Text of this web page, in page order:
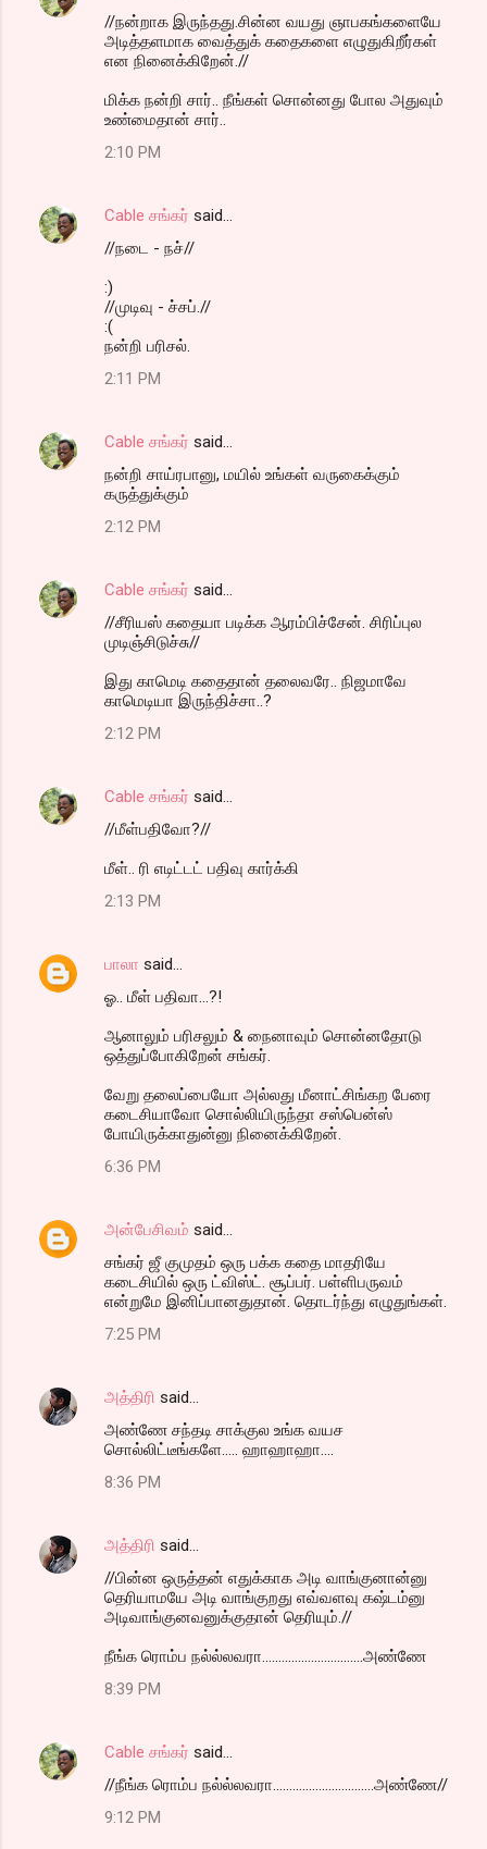
//நன்றாக இருந்தது.சின்ன வயது ஞாபகங்களையே
அடித்தளமாக வைத்துக் கதைகளை எழுதுகிறீர்கள்
என நினைக்கிறேன்.//
மிக்க நன்றி சார்.. நீங்கள் சொன்னது போல அதுவும்
உண்மைதான் சார்..
2:10 PM
Cable சங்கர் said…
//நடை - நச்//
:)
//முடிவு - ச்சப்.//
:(
நன்றி பரிசல்.
2:11 PM
Cable சங்கர் said…
நன்றி சாய்ரபானு, மயில் உங்கள் வருகைக்கும்
கருத்துக்கும்
2:12 PM
Cable சங்கர் said…
//சீரியஸ் கதையா படிக்க ஆரம்பிச்சேன். சிரிப்புல
முடிஞ்சிடுச்சு//
இது காமெடி கதைதான் தலைவரே.. நிஜமாவே
காமெடியா இருந்திச்சா..?
2:12 PM
Cable சங்கர் said…
//மீள்பதிவோ?//
மீள்.. ரி எடிட்டட் பதிவு கார்க்கி
2:13 PM
பாலா said…
ஓ.. மீள் பதிவா...?!
ஆனாலும் பரிசலும் & நைனாவும் சொன்னதோடு
ஒத்துப்போகிறேன் சங்கர்.
வேறு தலைப்பையோ அல்லது மீனாட்சிங்கற பேரை
கடைசியாவோ சொல்லியிருந்தா சஸ்பென்ஸ்
போயிருக்காதுன்னு நினைக்கிறேன்.
6:36 PM
அன்பேசிவம் said…
சங்கர் ஜீ குமுதம் ஒரு பக்க கதை மாதரியே
கடைசியில் ஒரு ட்விஸ்ட். சூப்பர். பள்ளிபருவம்
என்றுமே இனிப்பானதுதான். தொடர்ந்து எழுதுங்கள்.
7:25 PM
அத்திரி said…
அண்ணே சந்தடி சாக்குல உங்க வயச
சொல்லிட்டீங்களே..... ஹாஹாஹா....
8:36 PM
அத்திரி said…
//பின்ன ஒருத்தன் எதுக்காக அடி வாங்குனான்னு
தெரியாமயே அடி வாங்குறது எவ்வளவு கஷ்டம்னு
அடிவாங்குனவனுக்குதான் தெரியும்.//
நீங்க ரொம்ப நல்ல்லவரா...............................அண்ணே
8:39 PM
Cable சங்கர் said…
//நீங்க ரொம்ப நல்ல்லவரா...............................அண்ணே//
9:12 PM